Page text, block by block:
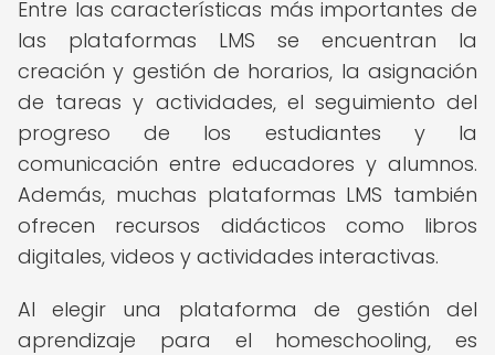
Entre las características más importantes de
las plataformas LMS se encuentran la
creación y gestión de horarios, la asignación
de tareas y actividades, el seguimiento del
progreso de los estudiantes y la
comunicación entre educadores y alumnos.
Además, muchas plataformas LMS también
ofrecen recursos didácticos como libros
digitales, videos y actividades interactivas.
Al elegir una plataforma de gestión del
aprendizaje para el homeschooling, es